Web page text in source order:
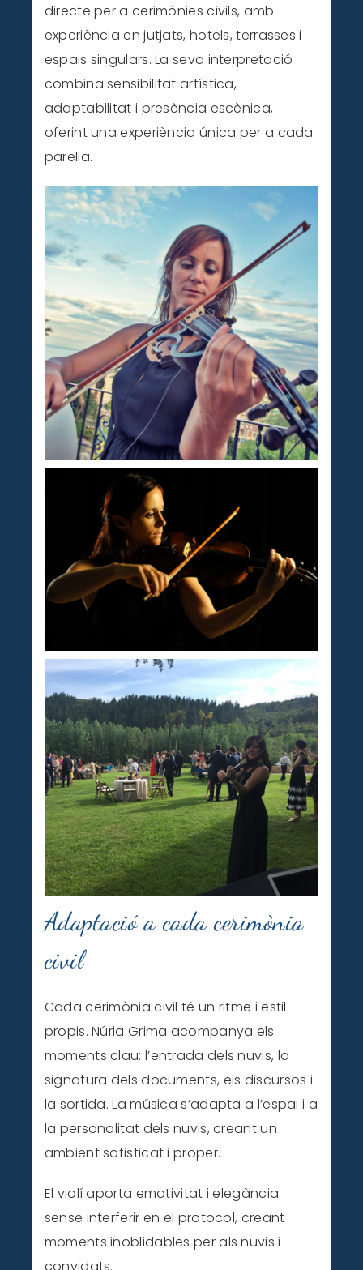
directe per a cerimònies civils, amb
experiència en jutjats, hotels, terrasses i
espais singulars. La seva interpretació
combina sensibilitat artística,
adaptabilitat i presència escènica,
oferint una experiència única per a cada
parella.
Adaptació a cada cerimònia
civil
Cada cerimònia civil té un ritme i estil
propis. Núria Grima acompanya els
moments clau: l’entrada dels nuvis, la
signatura dels documents, els discursos i
la sortida. La música s’adapta a l’espai i a
la personalitat dels nuvis, creant un
ambient sofisticat i proper.
El violí aporta emotivitat i elegància
sense interferir en el protocol, creant
moments inoblidables per als nuvis i